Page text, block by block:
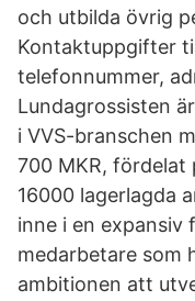
och utbilda övrig
Kontaktuppgifter
telefonnummer,
Lundagrossisten
i VVS-branschen
700 MKR, fördelat
16000 lagerlagda
inne i en expansiv
medarbetare som
ambitionen att